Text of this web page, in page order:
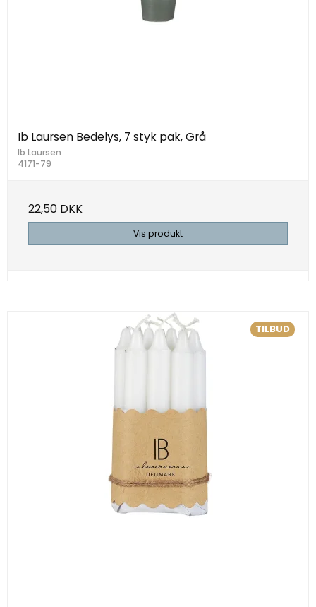
Ib Laursen Bedelys, 7 styk pak, Grå
Ib Laursen
4171-79
22,50 DKK
Vis produkt
TILBUD